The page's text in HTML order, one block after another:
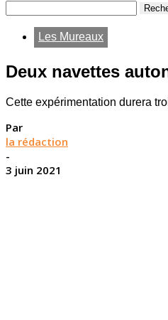
Les Mureaux
Deux navettes
Cette expérimentation durera
Par
la rédaction
-
3 juin 2021